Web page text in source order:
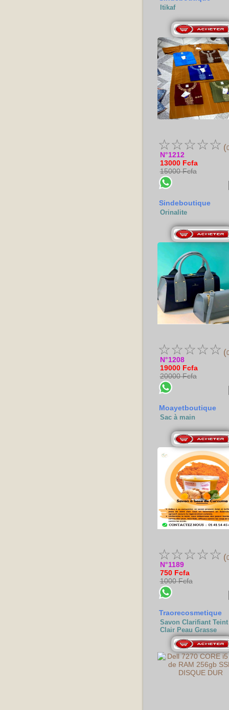
Itikaf
☆☆☆☆☆ (
N°1212
13000 Fcfa
15000 Fcfa
Sindeboutique
Orinalite
☆☆☆☆☆ (
N°1208
19000 Fcfa
20000 Fcfa
Moayetboutique
Sac à main
☆☆☆☆☆ (
N°1189
750 Fcfa
1000 Fcfa
Traorecosmetique
Savon Clarifiant Teint
Clair Peau Grasse